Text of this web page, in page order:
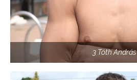
3 Tóth András